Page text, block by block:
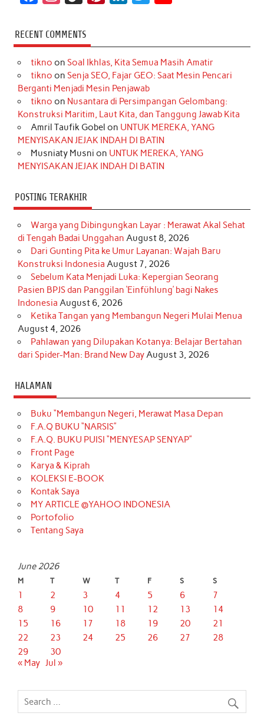
c
e
b
o
k
s
t
a
r
a
m
k
T
o
k
t
e
r
e
s
t
k
e
d
I
n
t
t
r
T
u
e
RECENT COMMENTS
tikno on Soal Ikhlas, Kita Semua Masih Amatir
tikno on Senja SEO, Fajar GEO: Saat Mesin Pencari
Berganti Menjadi Mesin Penjawab
tikno on Nusantara di Persimpangan Gelombang:
Konstruksi Maritim, Laut Kita, dan Tanggung Jawab Kita
Amril Taufik Gobel on UNTUK MEREKA, YANG
MENYISAKAN JEJAK INDAH DI BATIN
Musniaty Musni on UNTUK MEREKA, YANG
MENYISAKAN JEJAK INDAH DI BATIN
POSTING TERAKHIR
Warga yang Dibingungkan Layar : Merawat Akal Sehat
di Tengah Badai Unggahan August 8, 2026
Dari Gunting Pita ke Umur Layanan: Wajah Baru
Konstruksi Indonesia August 7, 2026
Sebelum Kata Menjadi Luka: Kepergian Seorang
Pasien BPJS dan Panggilan ‘Einfühlung’ bagi Nakes
Indonesia August 6, 2026
Ketika Tangan yang Membangun Negeri Mulai Menua
August 4, 2026
Pahlawan yang Dilupakan Kotanya: Belajar Bertahan
dari Spider-Man: Brand New DayAugust 3, 2026
HALAMAN
Buku “Membangun Negeri, Merawat Masa Depan
F.A.Q BUKU “NARSIS”
F.A.Q. BUKU PUISI “MENYESAP SENYAP”
Front Page
Karya & Kiprah
KOLEKSI E-BOOK
Kontak Saya
MY ARTICLE @YAHOO INDONESIA
Portofolio
Tentang Saya
June 2026
M T W T F S S
1 2 3 4 5 6
7
8
9 10 11 12 13
14
15
16 17 18 19 20
21
22
23 24 25 26 27
28
29
30
« May Jul »